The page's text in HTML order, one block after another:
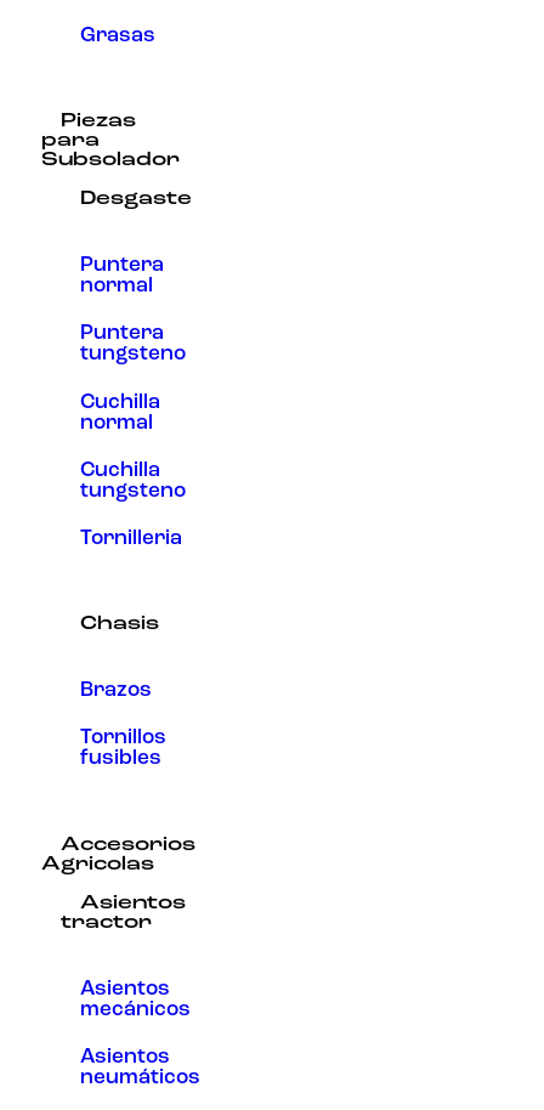
Grasas
Piezas
para
Subsolador
Desgaste
Puntera
normal
Puntera
tungsteno
Cuchilla
normal
Cuchilla
tungsteno
Tornilleria
Chasis
Brazos
Tornillos
fusibles
Accesorios
Agricolas
Asientos
tractor
Asientos
mecánicos
Asientos
neumáticos